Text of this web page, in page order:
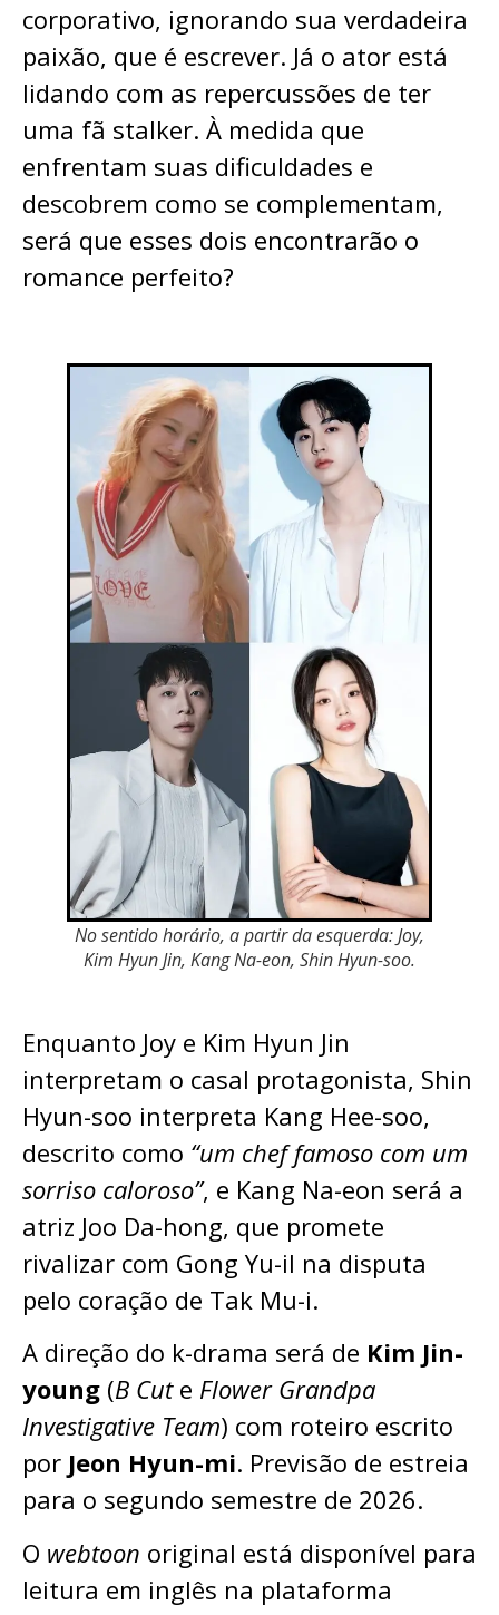
corporativo, ignorando sua verdadeira
paixão, que é escrever. Já o ator está
lidando com as repercussões de ter
uma fã stalker. À medida que
enfrentam suas dificuldades e
descobrem como se complementam,
será que esses dois encontrarão o
romance perfeito?
No sentido horário, a partir da esquerda: Joy,
Kim Hyun Jin, Kang Na-eon, Shin Hyun-soo.
Enquanto Joy e Kim Hyun Jin
interpretam o casal protagonista, Shin
Hyun-soo interpreta Kang Hee-soo,
descrito como “um chef famoso com um
sorriso caloroso”, e Kang Na-eon será a
atriz Joo Da-hong, que promete
rivalizar com Gong Yu-il na disputa
pelo coração de Tak Mu-i.
A direção do k-drama será de Kim Jin-
young (B Cute Flower Grandpa
Investigative Team) com roteiro escrito
por Jeon Hyun-mi. Previsão de estreia
para o segundo semestre de 2026.
O webtoon original está disponível para
leitura em inglês na plataforma